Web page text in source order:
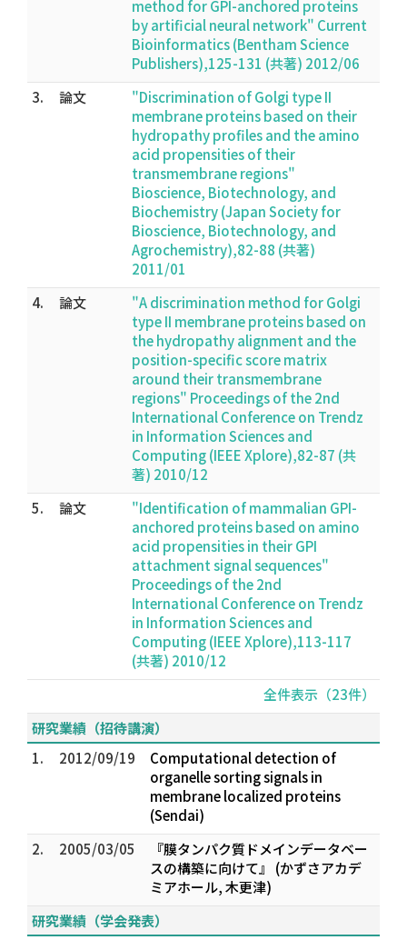
method for GPI-anchored proteins
by artificial neural network" Current
Bioinformatics (Bentham Science
Publishers),125-131 (共著) 2012/06
3.
論文
"Discrimination of Golgi type II
membrane proteins based on their
hydropathy profiles and the amino
acid propensities of their
transmembrane regions"
Bioscience, Biotechnology, and
Biochemistry (Japan Society for
Bioscience, Biotechnology, and
Agrochemistry),82-88 (共著)
2011/01
4.
論文
"A discrimination method for Golgi
type II membrane proteins based on
the hydropathy alignment and the
position-specific score matrix
around their transmembrane
regions" Proceedings of the 2nd
International Conference on Trendz
in Information Sciences and
Computing (IEEE Xplore),82-87 (共
著) 2010/12
5.
論文
"Identification of mammalian GPI-
anchored proteins based on amino
acid propensities in their GPI
attachment signal sequences"
Proceedings of the 2nd
International Conference on Trendz
in Information Sciences and
Computing (IEEE Xplore),113-117
(共著) 2010/12
全件表示（23件）
研究業績（招待講演）
1.
2012/09/19
Computational detection of
organelle sorting signals in
membrane localized proteins
(Sendai)
2.
2005/03/05
『膜タンパク質ドメインデータベー
スの構築に向けて』 (かずさアカデ
ミアホール, 木更津)
研究業績（学会発表）